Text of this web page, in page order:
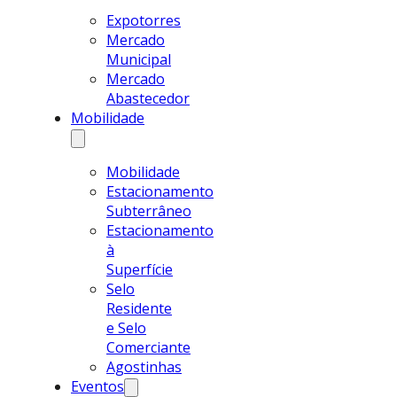
Expotorres
Mercado
Municipal
Mercado
Abastecedor
Mobilidade
Mobilidade
Estacionamento
Subterrâneo
Estacionamento
à
Superfície
Selo
Residente
e Selo
Comerciante
Agostinhas
Eventos